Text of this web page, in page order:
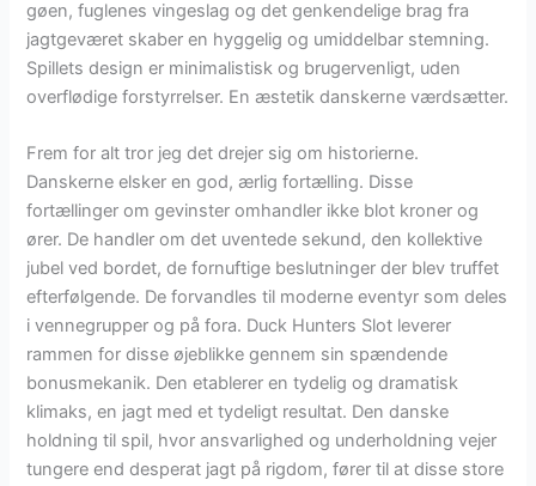
gøen, fuglenes vingeslag og det genkendelige brag fra
jagtgeværet skaber en hyggelig og umiddelbar stemning.
Spillets design er minimalistisk og brugervenligt, uden
overflødige forstyrrelser. En æstetik danskerne værdsætter.
Frem for alt tror jeg det drejer sig om historierne.
Danskerne elsker en god, ærlig fortælling. Disse
fortællinger om gevinster omhandler ikke blot kroner og
ører. De handler om det uventede sekund, den kollektive
jubel ved bordet, de fornuftige beslutninger der blev truffet
efterfølgende. De forvandles til moderne eventyr som deles
i vennegrupper og på fora. Duck Hunters Slot leverer
rammen for disse øjeblikke gennem sin spændende
bonusmekanik. Den etablerer en tydelig og dramatisk
klimaks, en jagt med et tydeligt resultat. Den danske
holdning til spil, hvor ansvarlighed og underholdning vejer
tungere end desperat jagt på rigdom, fører til at disse store